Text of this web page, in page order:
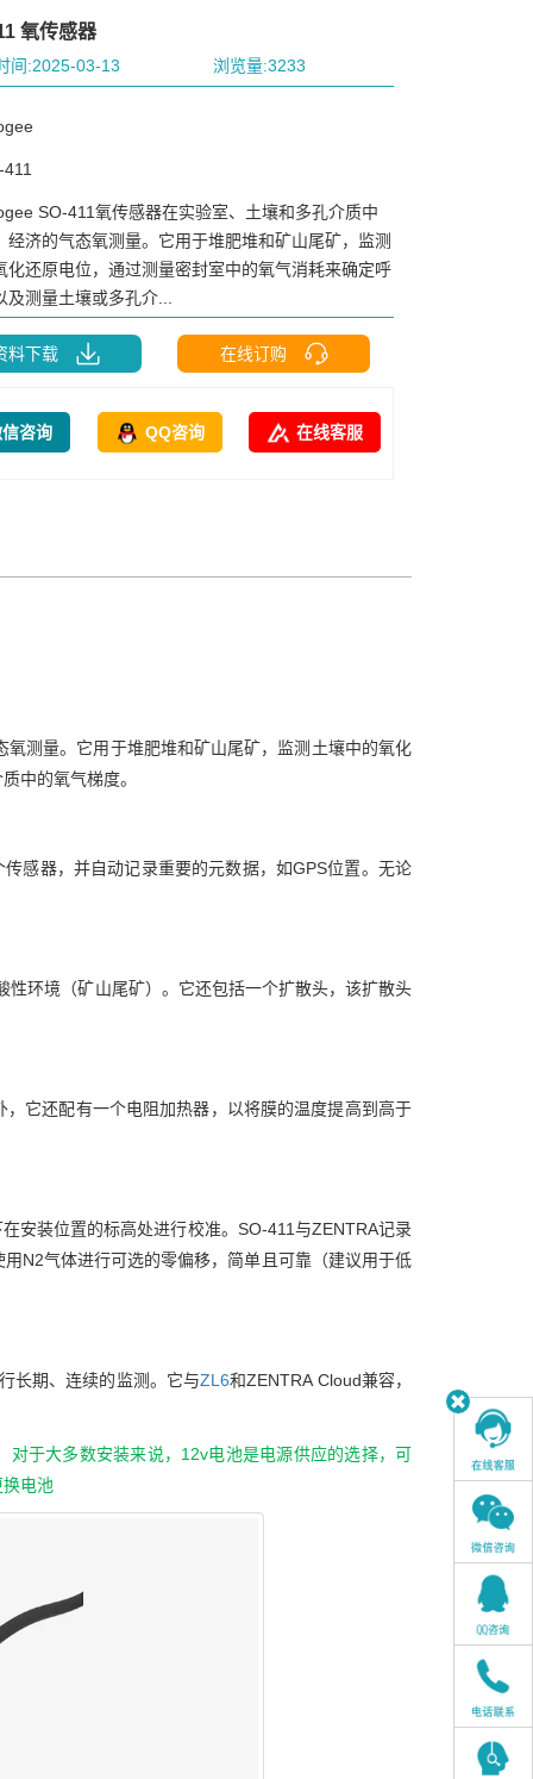
氧传感器
间:2025-03-13 浏览量:3233
SO-411氧传感器在实验室、土壤和多孔介质中
经济的气态氧测量。它用于堆肥堆和矿山尾矿，监测
化还原电位，通过测量密封室中的氧气消耗来确定呼
及测量土壤或多孔介...
料下载 在线订购
咨询 QQ咨询 在线客服
测量。它用于堆肥堆和矿山尾矿，监测土壤中的氧化
中的氧气梯度。
感器，并自动记录重要的元数据，如GPS位置。无论
环境（矿山尾矿）。它还包括一个扩散头，该扩散头
它还配有一个电阻加热器，以将膜的温度提高到高于
安装位置的标高处进行校准。SO-411与ZENTRA记录
N2气体进行可选的零偏移，简单且可靠（建议用于低
长期、连续的监测。它与ZL6和ZENTRA Cloud兼容，
于大多数安装来说，12v电池是电源供应的选择，可
电池